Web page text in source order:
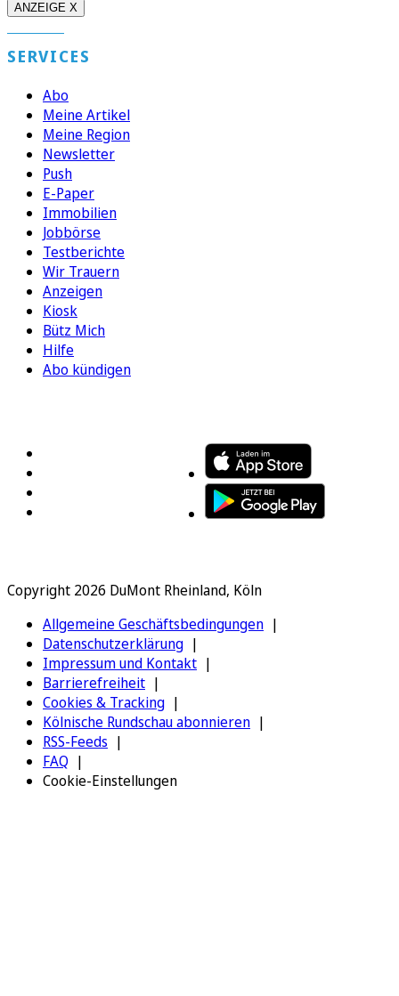
ANZEIGE X
SERVICES
Abo
Meine Artikel
Meine Region
Newsletter
Push
E-Paper
Immobilien
Jobbörse
Testberichte
Wir Trauern
Anzeigen
Kiosk
Bütz Mich
Hilfe
Abo kündigen
Copyright 2026 DuMont Rheinland, Köln
Allgemeine Geschäftsbedingungen
Datenschutzerklärung
Impressum und Kontakt
Barrierefreiheit
Cookies & Tracking
Kölnische Rundschau abonnieren
RSS-Feeds
FAQ
Cookie-Einstellungen